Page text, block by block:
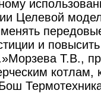
Целевой
и
Т.В.,
котлам,